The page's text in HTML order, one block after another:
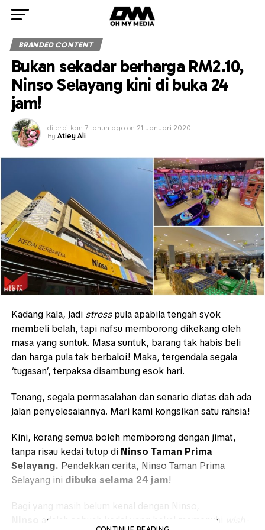
BRANDED CONTENT
Bukan sekadar berharga RM2.10,
Ninso Selayang kini di buka 24
jam!
diterbitkan 7 tahun ago on 21 Januari 2020
By Atiey Ali
Kadang kala, jadi stresspula apabila tengah syok
membeli belah, tapi nafsu memborong dikekang oleh
masa yang suntuk. Masa suntuk, barang tak habis beli
dan harga pula tak berbaloi! Maka, tergendala segala
‘tugasan’, terpaksa disambung esok hari.
Tenang, segala permasalahan dan senario diatas dah ada
jalan penyelesaiannya. Mari kami kongsikan satu rahsia!
Kini, korang semua boleh memborong dengan jimat,
tanpa risau kedai tutup di Ninso Taman Prima
Selayang. Pendekkan cerita, Ninso Taman Prima
Selayang ini dibuka selama 24 jam!
Bagi yang masih belum kenal dengan Ninso,
adalah sebuah kedai yang bakal memenuhi